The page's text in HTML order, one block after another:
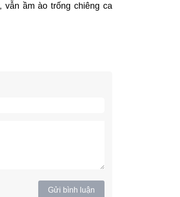
ầm ào trống chiêng ca
Gửi bình luận